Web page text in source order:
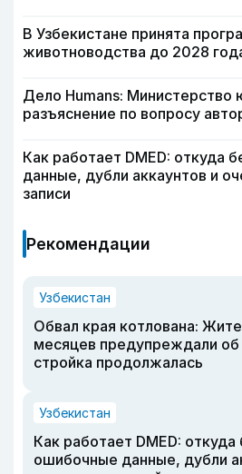
В Узбекистане принята
животноводства до 2028
Дело Humans: Министерство
разъяснение по вопросу
Как работает DMED: откуда
данные, дубли аккаунтов и
записи
Рекомендации
Узбекистан
Обвал края котлована:
месяцев предупреждали об
стройка продолжалась
Узбекистан
Как работает DMED: откуда
ошибочные данные, дубли